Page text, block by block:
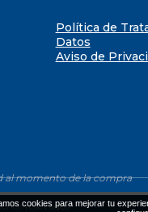
al momento de la compra
Política de
Datos
Aviso de
resevados
cookies para mejorar tu